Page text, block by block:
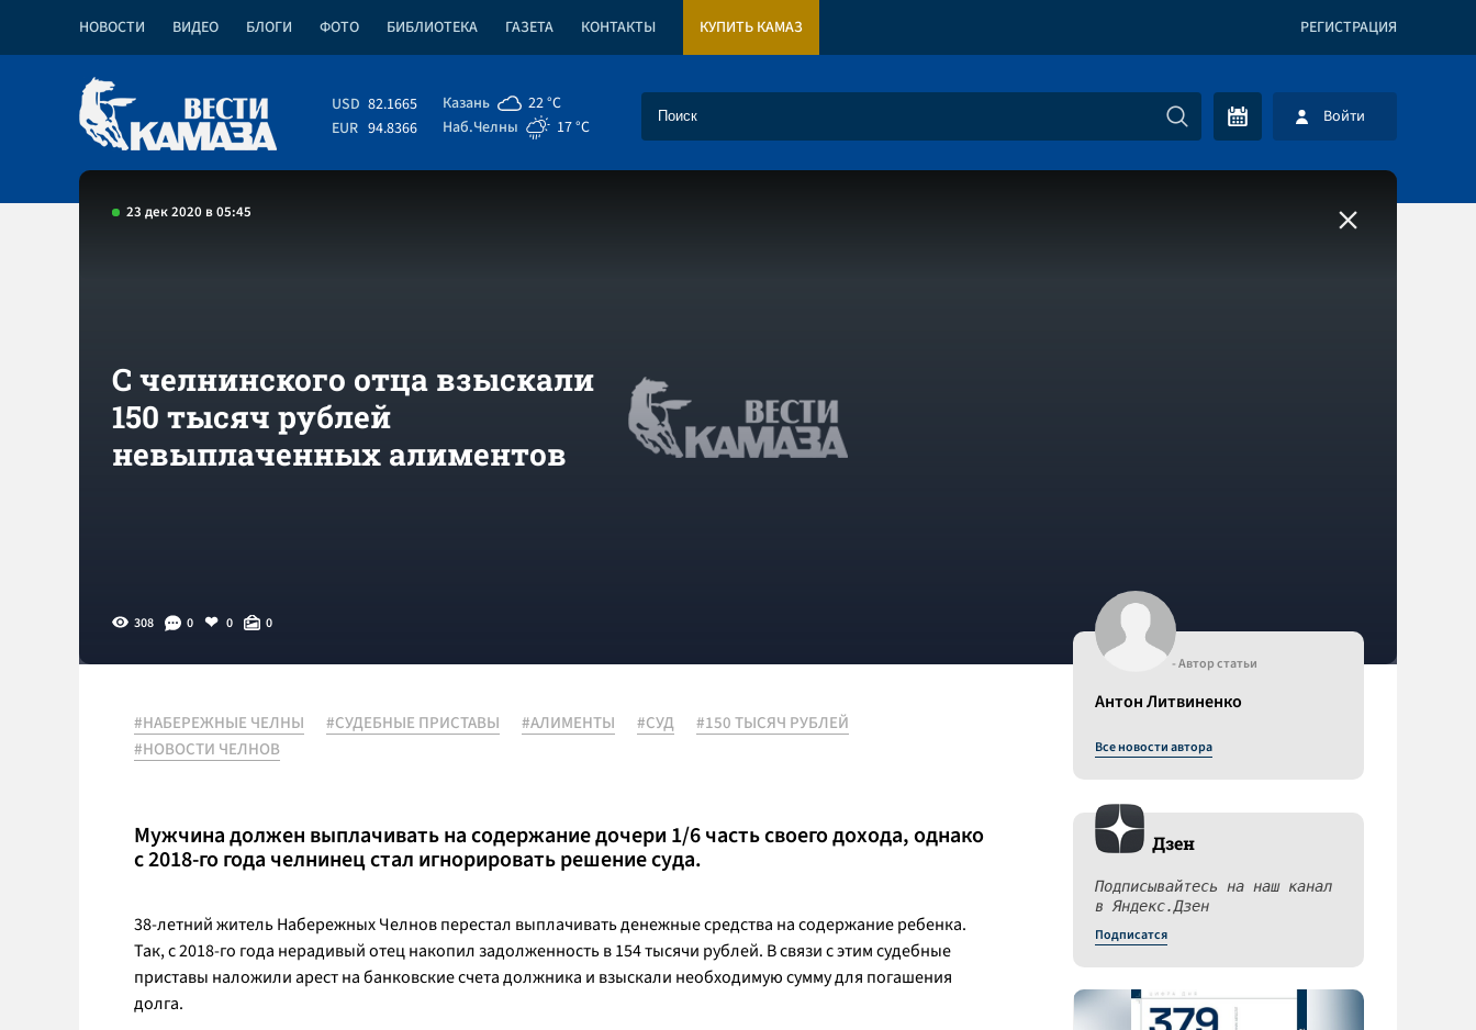
НОВОСТИ ВИДЕО БЛОГИ ФОТО БИБЛИОТЕКА ГАЗЕТА КОНТАКТЫ КУПИТЬ КАМАЗ РЕГИСТРАЦИЯ
USD 82.1665
EUR 94.8366
Казань
22 °C
Наб.Челны
17 °C Войти
23 дек 2020 в 05:45
С челнинского отца взыскали
150 тысяч рублей
невыплаченных алиментов
308 0 0 0
#НАБЕРЕЖНЫЕ ЧЕЛНЫ #СУДЕБНЫЕ ПРИСТАВЫ #АЛИМЕНТЫ #СУД
#150 ТЫСЯЧ РУБЛЕЙ
#НОВОСТИ ЧЕЛНОВ
Мужчина должен выплачивать на содержание дочери 1/6 часть своего дохода, однако
с 2018-го года челнинец стал игнорировать решение суда.
38-летний житель Набережных Челнов перестал выплачивать денежные средства на содержание ребенка.
Так, с 2018-го года нерадивый отец накопил задолженность в 154 тысячи рублей. В связи с этим судебные
приставы наложили арест на банковские счета должника и взыскали необходимую сумму для погашения
долга.
- Автор статьи
Антон Литвиненко
Все новости автора
Дзен
Подписывайтесь на наш канал
в Яндекс.Дзен
Подписатся